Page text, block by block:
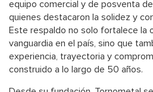
equipo comercial y de posventa
quienes destacaron la solidez y
Este respaldo no solo fortalece la
vanguardia en el país, sino que
experiencia, trayectoria y
construido a lo largo de 50 años.